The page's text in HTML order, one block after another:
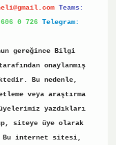
Teams:
0 726 Telegram:
gereğince Bilgi
onaylanmış
Bu nedenle,
veya araştırma
üyelerimiz yazdıkları
siteye üye olarak
Bu internet sitesi,